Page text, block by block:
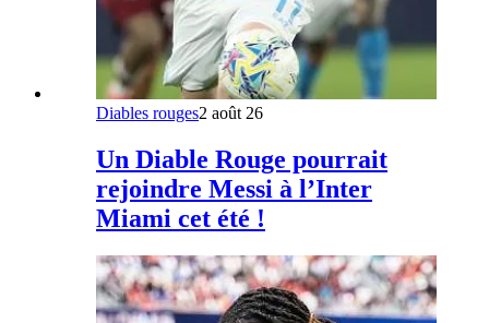
Diables rouges2 août 26
Un Diable Rouge pourrait
rejoindre Messi à l’Inter
Miami cet été !